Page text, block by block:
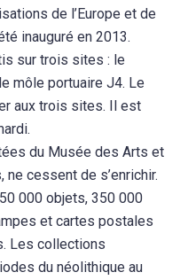
de l’Europe et de
inauguré en 2013.
sur trois sites : le
môle portuaire J4. Le
aux trois sites. Il est
du Musée des Arts et
cessent de s’enrichir.
000 objets, 350 000
et cartes postales
Les collections
du néolithique au